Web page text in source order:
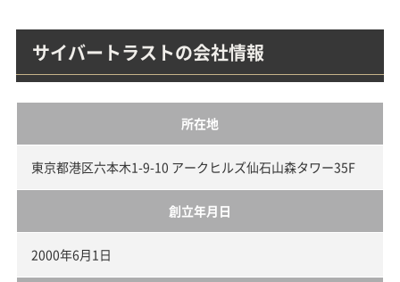
サイバートラストの会社情報
所在地
東京都港区六本木1-9-10 アークヒルズ仙石山森タワー35F
創立年月日
2000年6月1日